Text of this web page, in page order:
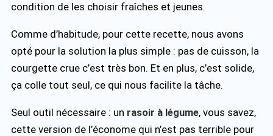
condition de les choisir fraîches et jeunes.
Comme d’habitude, pour cette recette, nous avons
opté pour la solution la plus simple : pas de cuisson, la
courgette crue c’est très bon. Et en plus, c’est solide,
ça colle tout seul, ce qui nous facilite la tâche.
Seul outil nécessaire : un rasoir à légume, vous savez,
cette version de l’économe qui n’est pas terrible pour